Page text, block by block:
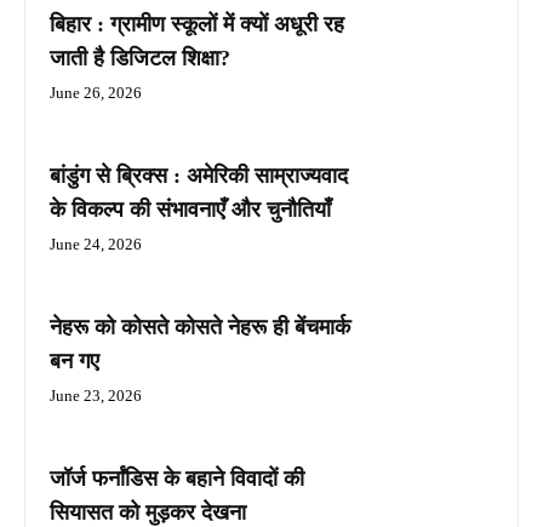
बिहार : ग्रामीण स्कूलों में क्यों अधूरी रह
जाती है डिजिटल शिक्षा?
June 26, 2026
बांडुंग से ब्रिक्स : अमेरिकी साम्राज्यवाद
के विकल्प की संभावनाएँ और चुनौतियाँ
June 24, 2026
नेहरू को कोसते कोसते नेहरू ही बेंचमार्क
बन गए
June 23, 2026
जॉर्ज फर्नांडिस के बहाने विवादों की
सियासत को मुड़कर देखना